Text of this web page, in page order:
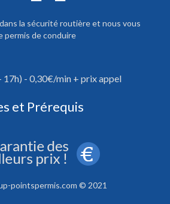
la sécurité routière et nous vous
permis de conduire
17h) - 0,30€/min + prix appel
et Prérequis
pointspermis.com © 2021